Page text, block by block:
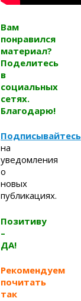
Вам
понравился
материал?
Поделитесь
в
социальных
сетях.
Благодарю!
Подписывайтесь
на
уведомления
о
новых
публикациях.
Позитиву
–
ДА!
Рекомендуем
почитать
так